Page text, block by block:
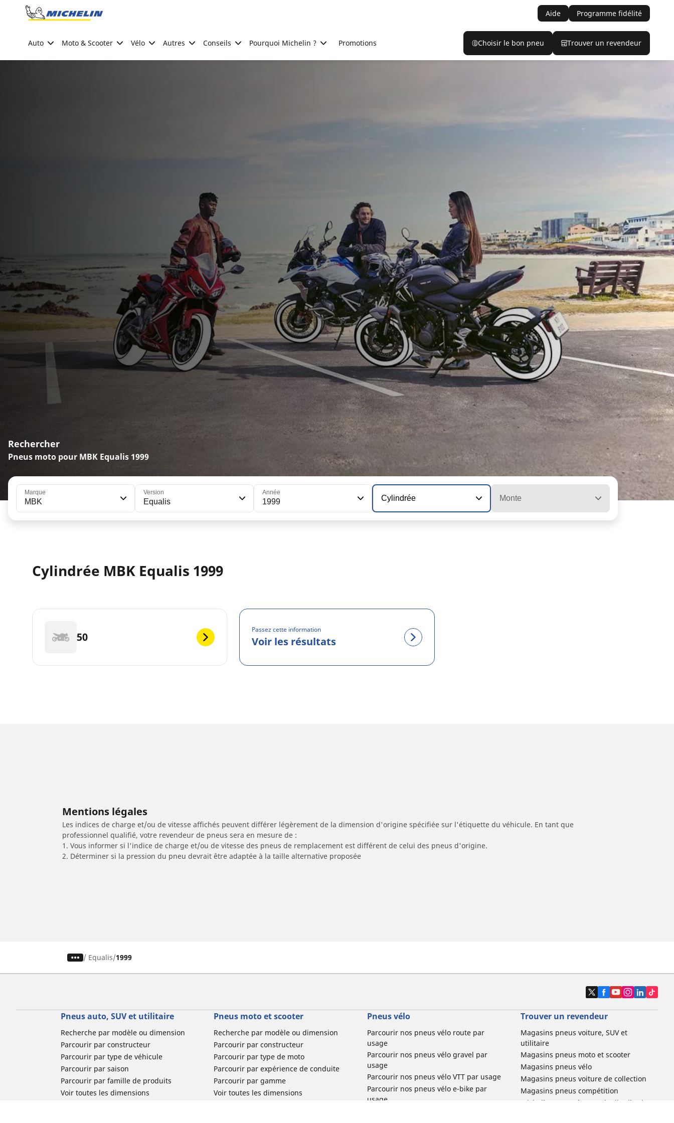
Go to page content
Aide Programme fidélité
Auto Moto & Scooter Vélo Autres Conseils Pourquoi Michelin ? Promotions Choisir le bon pneu Trouver un revendeur
Rechercher
Pneus moto pour MBK Equalis 1999
Marque
MBK
Version
Equalis
Année
1999 Cylindrée Monte
Cylindrée MBK Equalis 1999
50
Passez cette information
Voir les résultats
Mentions légales
Les indices de charge et/ou de vitesse affichés peuvent différer légèrement de la dimension d'origine spécifiée sur l'étiquette du véhicule. En tant que
professionnel qualifié, votre revendeur de pneus sera en mesure de :
1. Vous informer si l'indice de charge et/ou de vitesse des pneus de remplacement est différent de celui des pneus d'origine.
2. Déterminer si la pression du pneu devrait être adaptée à la taille alternative proposée
/ Equalis 1999
Pneus auto, SUV et utilitaire
Recherche par modèle ou dimension
Parcourir par constructeur
Parcourir par type de véhicule
Parcourir par saison
Parcourir par famille de produits
Voir toutes les dimensions
Pneus moto et scooter
Recherche par modèle ou dimension
Parcourir par constructeur
Parcourir par type de moto
Parcourir par expérience de conduite
Parcourir par gamme
Voir toutes les dimensions
Pneus vélo
Parcourir nos pneus vélo route par
usage
Parcourir nos pneus vélo gravel par
usage
Parcourir nos pneus vélo VTT par usage
Parcourir nos pneus vélo e-bike par
usage
Trouver un revendeur
Magasins pneus voiture, SUV et
utilitaire
Magasins pneus moto et scooter
Magasins pneus vélo
Magasins pneus voiture de collection
Magasins pneus compétition
Michelin et ses réseaux de distribution